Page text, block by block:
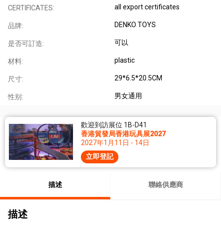
CERTIFICATES: all export certificates
品牌: DENKO TOYS
是否可訂造: 可以
材料: plastic
尺寸: 29*6.5*20.5CM
性别: 男女通用
歡迎到訪展位 1B-D41
香港貿發局香港玩具展2027
2027年1月11日 - 14日
立即登記
描述 聯絡供應商
描述